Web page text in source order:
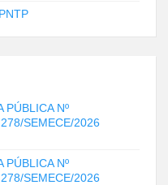
PÚBLICA Nº
SEMECE/2026
PÚBLICA Nº
SEMECE/2026